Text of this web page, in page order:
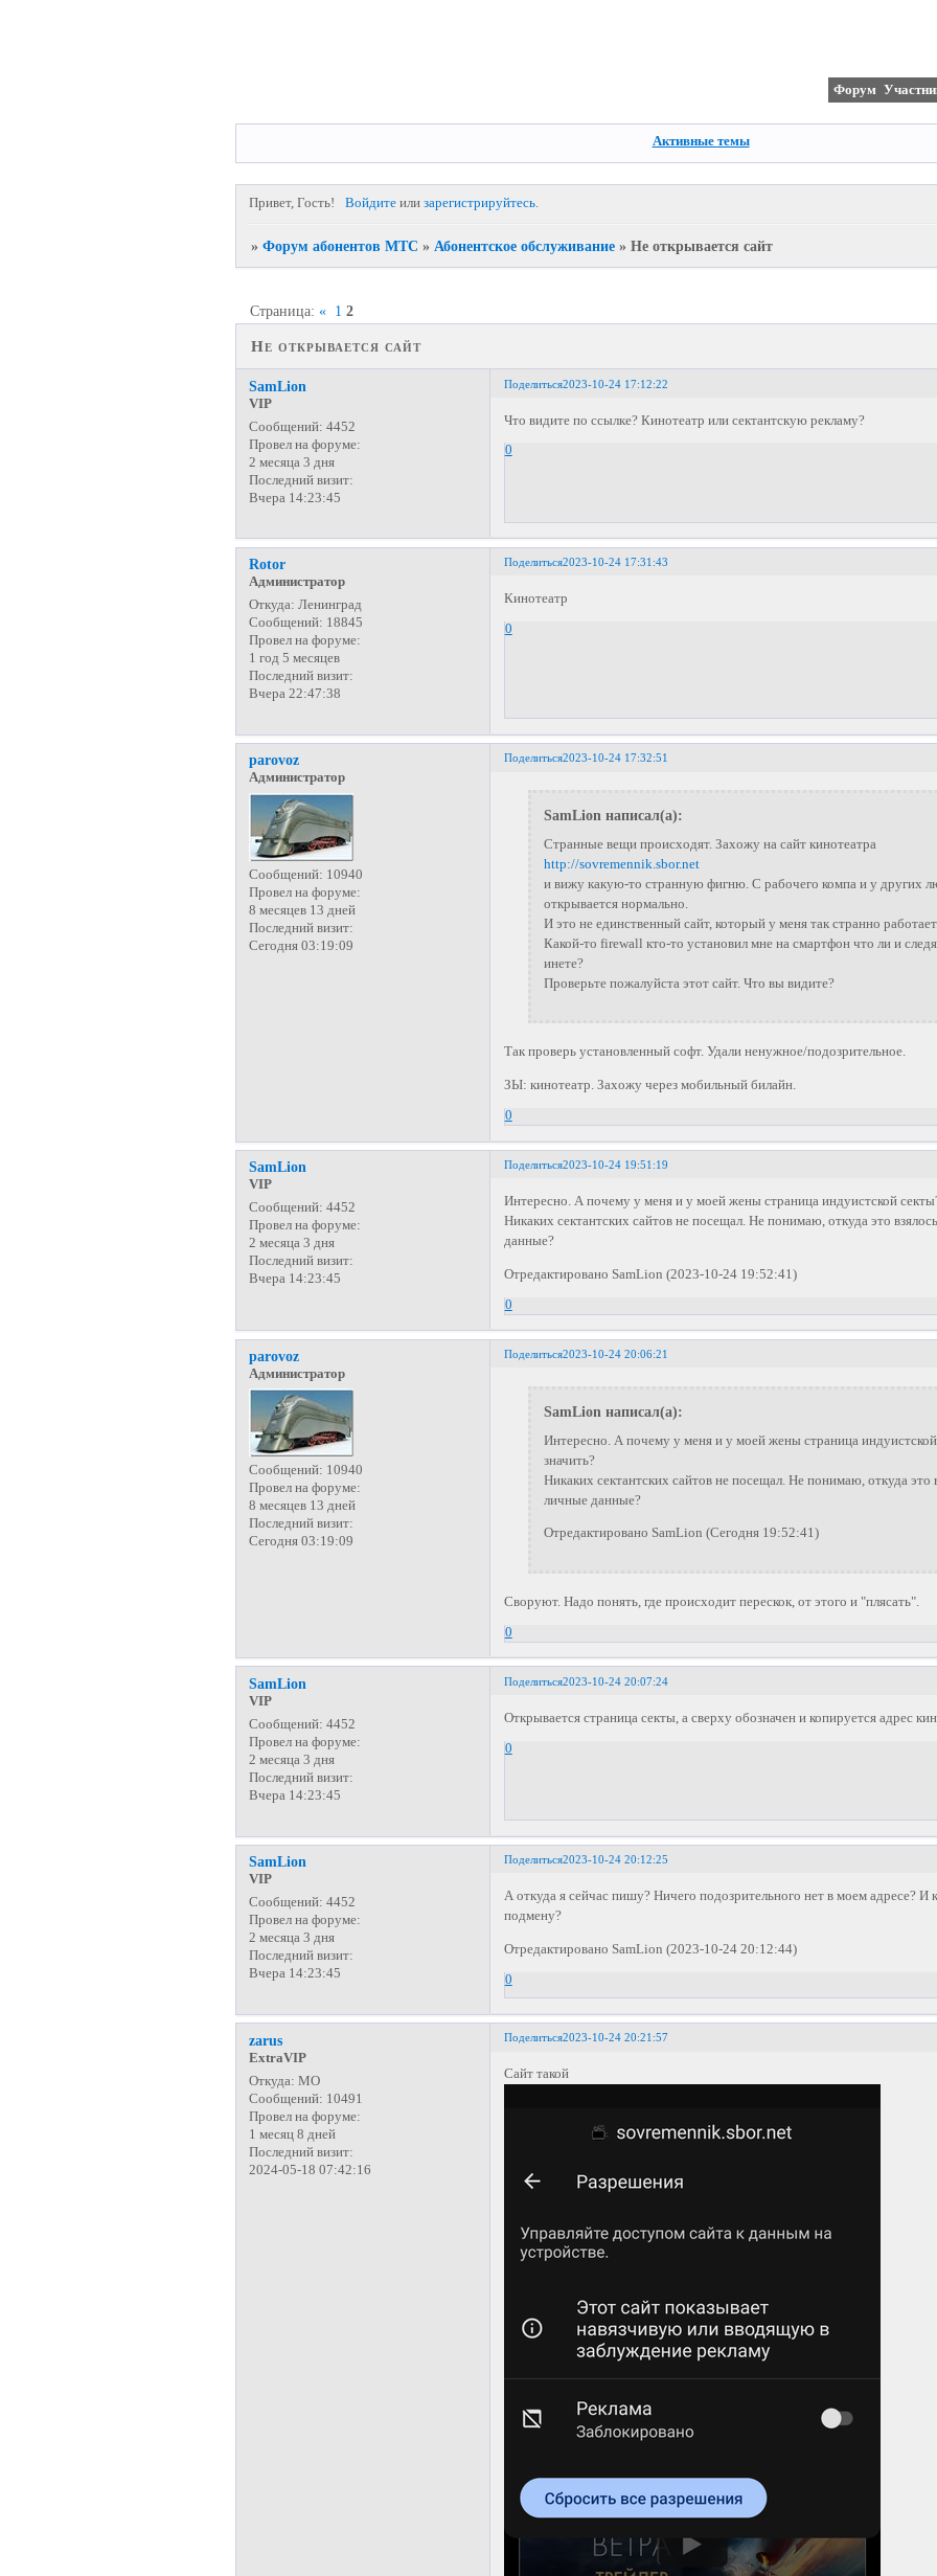
Форум
Активные темы
Привет, Гость! Войдитеили зарегистрируйтесь.
» Форум абонентов МТС » Абонентское обслуживание » Не открывается сайт
Не открывается сайт
Страница: « 1 2
Поделиться2023-10-24 17:12:22
SamLion
VIP
Сообщений: 4452
Провел на форуме:
2 месяца 3 дня
Последний визит:
Вчера 14:23:45
Что видите по ссылке? Кинотеатр или сектантскую рекламу?
0
Поделиться2023-10-24 17:31:43
Rotor
Администратор
Откуда: Ленинград
Сообщений: 18845
Провел на форуме:
1 год 5 месяцев
Последний визит:
Вчера 22:47:38
Кинотеатр
0
Поделиться2023-10-24 17:32:51
parovoz
Администратор
Сообщений: 10940
Провел на форуме:
8 месяцев 13 дней
Последний визит:
Сегодня 03:19:09
SamLion написал(а):
Странные вещи происходят. Захожу на сайт кинотеатра
http://sovremennik.sbor.net
и вижу какую-то странную фигню. С рабочего компа и у других
открывается нормально.
И это не единственный сайт, который у меня так странно
Какой-то firewall кто-то установил мне на смартфон что ли и
инете?
Проверьте пожалуйста этот сайт. Что вы видите?
Так проверь установленный софт. Удали ненужное/подозрительное.
ЗЫ: кинотеатр. Захожу через мобильный билайн.
0
Поделиться2023-10-24 19:51:19
SamLion
VIP
Сообщений: 4452
Провел на форуме:
2 месяца 3 дня
Последний визит:
Вчера 14:23:45
Интересно. А почему у меня и у моей жены страница индуистской
Никаких сектантских сайтов не посещал. Не понимаю, откуда это
данные?
Отредактировано SamLion (2023-10-24 19:52:41)
0
Поделиться2023-10-24 20:06:21
parovoz
Администратор
Сообщений: 10940
Провел на форуме:
8 месяцев 13 дней
Последний визит:
Сегодня 03:19:09
SamLion написал(а):
Интересно. А почему у меня и у моей жены страница
значить?
Никаких сектантских сайтов не посещал. Не понимаю, откуда это
личные данные?
Отредактировано SamLion (Сегодня 19:52:41)
Своруют. Надо понять, где происходит перескок, от этого и "плясать".
0
Поделиться2023-10-24 20:07:24
SamLion
VIP
Сообщений: 4452
Провел на форуме:
2 месяца 3 дня
Последний визит:
Вчера 14:23:45
Открывается страница секты, а сверху обозначен и копируется адрес
0
Поделиться2023-10-24 20:12:25
SamLion
VIP
Сообщений: 4452
Провел на форуме:
2 месяца 3 дня
Последний визит:
Вчера 14:23:45
А откуда я сейчас пишу? Ничего подозрительного нет в моем адресе? И
подмену?
Отредактировано SamLion (2023-10-24 20:12:44)
0
Поделиться2023-10-24 20:21:57
zarus
ExtraVIP
Откуда: МО
Сообщений: 10491
Провел на форуме:
1 месяц 8 дней
Последний визит:
2024-05-18 07:42:16
Сайт такой